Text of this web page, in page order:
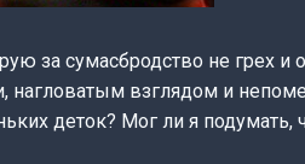
за сумасбродство не грех и
нагловатым взглядом и
деток? Мог ли я подумать,